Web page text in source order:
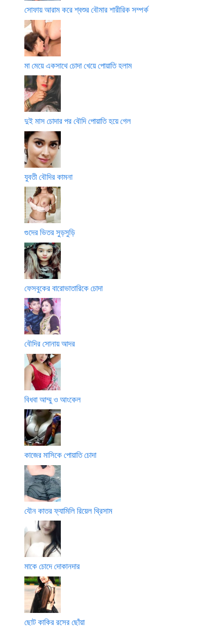
সোফায় আরাম করে শ্বশুর বৌমার শারীরিক সম্পর্ক
মা মেয়ে একসাথে চোদা খেয়ে পোয়াতি হলাম
দুই মাস চোদার পর বৌদি পোয়াতি হয়ে গেল
যুবতী বৌদির কামনা
গুদের ভিতর সুড়সুড়ি
ফেসবুকের বারোভাতারিকে চোদা
বৌদির সোনায় আদর
বিধবা আম্মু ও আংকেল
কাজের মাসিকে পোয়াতি চোদা
যৌন কাতর ফ্যামিলি রিয়েল থ্রিসাম
মাকে চোদে দোকানদার
ছোট কাকির রসের ছোঁয়া